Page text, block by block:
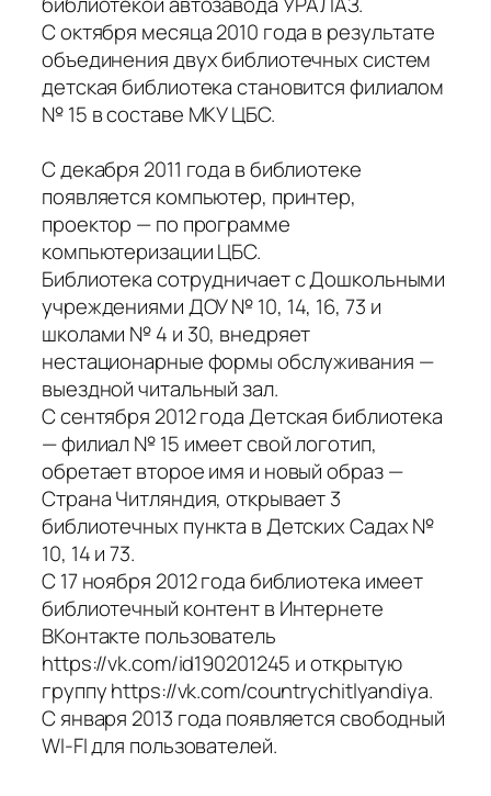
С октября месяца 2010 года в результате
объединения двух библиотечных систем
детская библиотека становится филиалом
№ 15 в составе МКУ ЦБС.
С декабря 2011 года в библиотеке
появляется компьютер, принтер,
проектор — по программе
компьютеризации ЦБС.
Библиотека сотрудничает с Дошкольными
учреждениями ДОУ № 10, 14, 16, 73 и
школами № 4 и 30, внедряет
нестационарные формы обслуживания —
выездной читальный зал.
С сентября 2012 года Детская библиотека
— филиал № 15 имеет свой логотип,
обретает второе имя и новый образ —
Страна Читляндия, открывает 3
библиотечных пункта в Детских Садах №
10, 14 и 73.
С 17 ноября 2012 года библиотека имеет
библиотечный контент в Интернете
ВКонтакте пользователь
https://vk.com/id190201245 и открытую
группу https://vk.com/countrychitlyandiya.
С января 2013 года появляется свободный
WI-FI для пользователей.